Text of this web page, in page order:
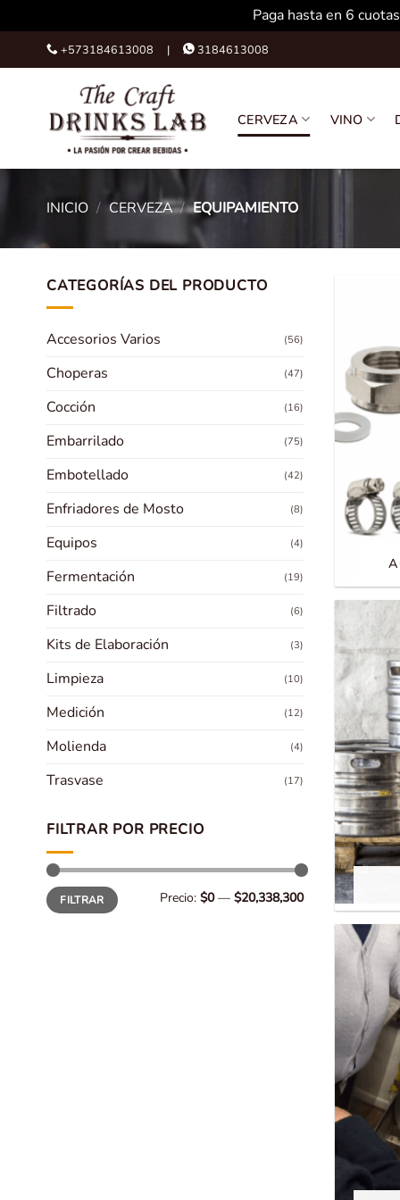
Paga hasta en 6
to
+573184613008 | 3184613008
CERVEZA VINO
INICIO / CERVEZA / EQUIPAMIENTO
CATEGORÍAS DEL PRODUCTO
Accesorios Varios (56)
Choperas (47)
Cocción (16)
Embarrilado (75)
Embotellado (42)
Enfriadores de Mosto (8)
Equipos (4)
Fermentación (19)
Filtrado (6)
Kits de Elaboración (3)
Limpieza (10)
Medición (12)
Molienda (4)
Trasvase (17)
FILTRAR POR PRECIO
Precio
mínimo
Precio
máximo
FILTRAR Precio: $0— $20,338,300